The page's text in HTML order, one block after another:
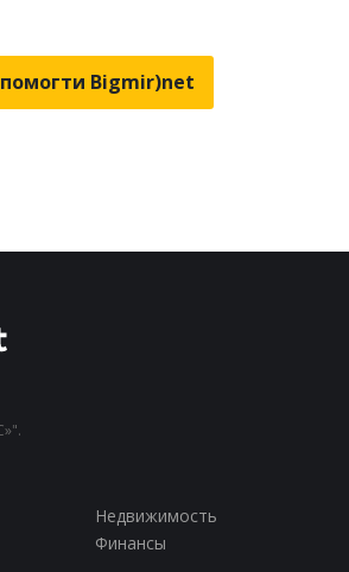
Bigmir)net
Недвижимость
Финансы